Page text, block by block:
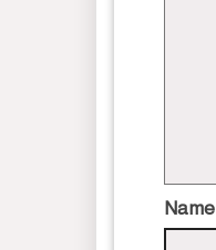
Name